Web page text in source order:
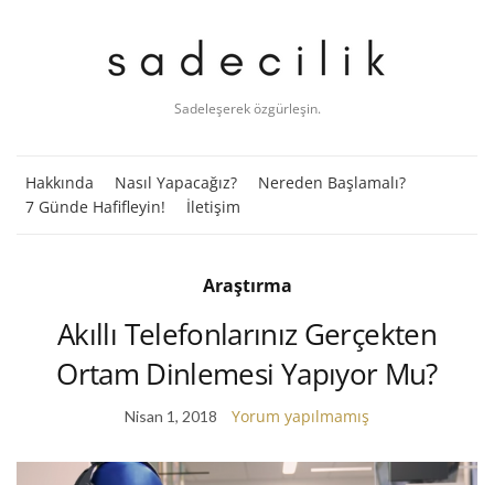
Sadeleşerek özgürleşin.
Hakkında Nasıl Yapacağız?
Nereden Başlamalı?
7 Günde Hafifleyin!
İletişim
Araştırma
Akıllı Telefonlarınız Gerçekten
Ortam Dinlemesi Yapıyor Mu?
Nisan 1, 2018 Yorum yapılmamış